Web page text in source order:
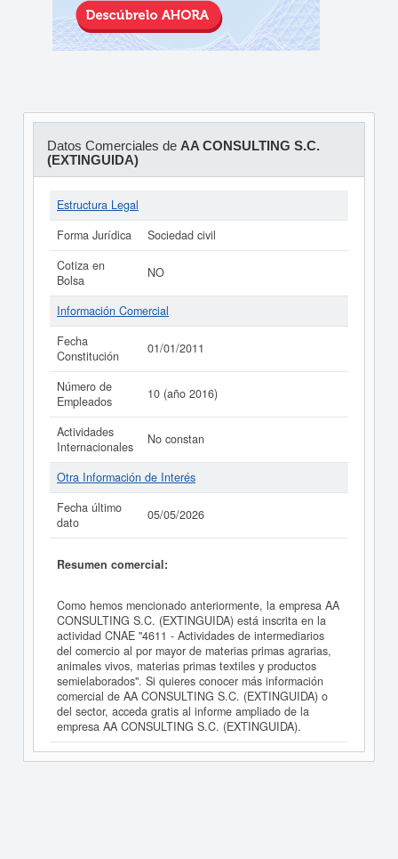
Datos Comerciales de AA CONSULTING S.C.
(EXTINGUIDA)
Estructura Legal
Forma Jurídica
Sociedad civil
Cotiza en
Bolsa
NO
Información Comercial
Fecha
Constitución
01/01/2011
Número de
Empleados
10 (año 2016)
Actividades
Internacionales
No constan
Otra Información de Interés
Fecha último
dato
05/05/2026
Resumen comercial:
Como hemos mencionado anteriormente, la empresa AA
CONSULTING S.C. (EXTINGUIDA) está inscrita en la
actividad CNAE "4611 - Actividades de intermediarios
del comercio al por mayor de materias primas agrarias,
animales vivos, materias primas textiles y productos
semielaborados". Si quieres conocer más información
comercial de AA CONSULTING S.C. (EXTINGUIDA) o
del sector, acceda gratis al informe ampliado de la
empresa AA CONSULTING S.C. (EXTINGUIDA).